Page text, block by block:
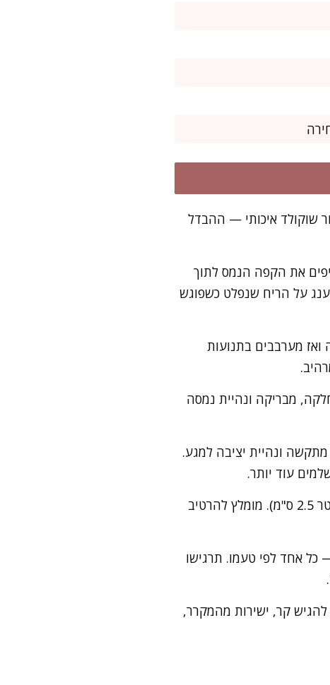
שוקולד איכותי — ההבדל
את הקפה הנמס לתוך
על הריח שנפלט כשפוגש
מערבבים בתנועות
מבריקה ונהיית נמסה
ונהיית יציבה למגע.
עוד יותר.
כשהתערובת יציבה, מחלצים כפית של גנאש ומגלגלים בידיים לכדור קטן (בערך בקוטר 2.5 ס"מ). מומלץ להרטיב
כל אחד לפי טעמו. תרגישו
קר, ישירות מהמקרר,